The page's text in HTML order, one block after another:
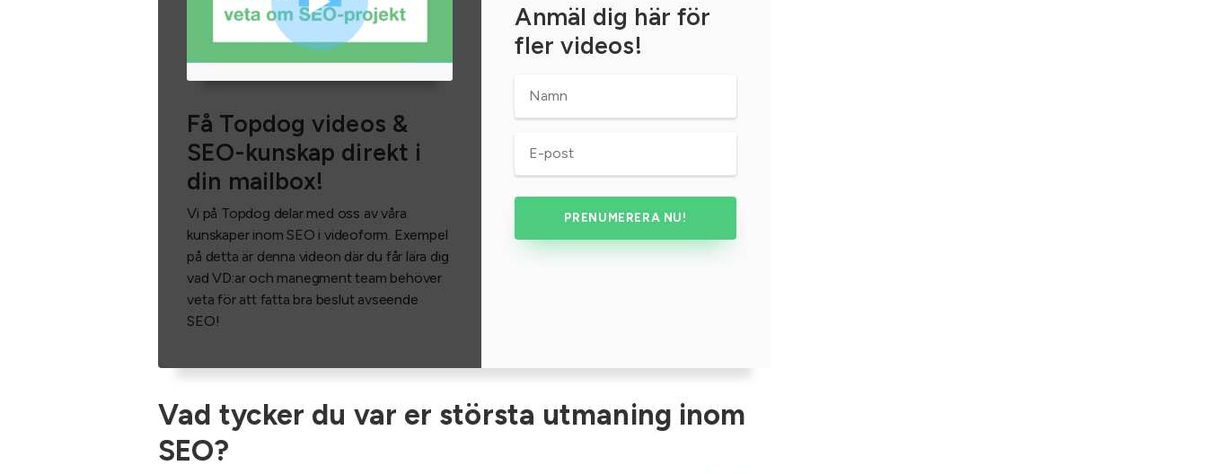
Få Topdog videos &
SEO-kunskap direkt i
din mailbox!
Vi på Topdog delar med oss av våra
kunskaper inom SEO i videoform. Exempel
på detta är denna videon där du får lära dig
vad VD:ar och manegment team behöver
veta för att fatta bra beslut avseende
SEO!
Anmäl dig här för
fler videos!
post *
Vad tycker du var er största utmaning inom
SEO?